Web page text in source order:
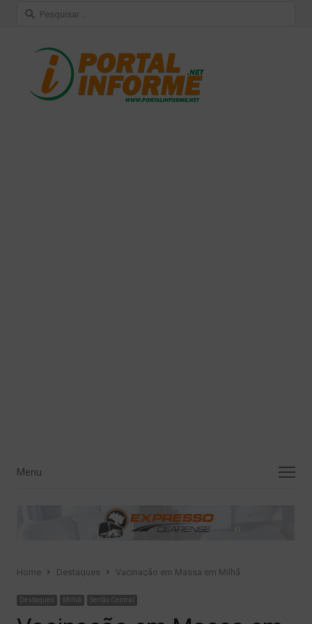
Pesquisar
Menu
Menu
Home Destaques Vacinação em Massa em Milhã
Destaques Milhã Sertão Central